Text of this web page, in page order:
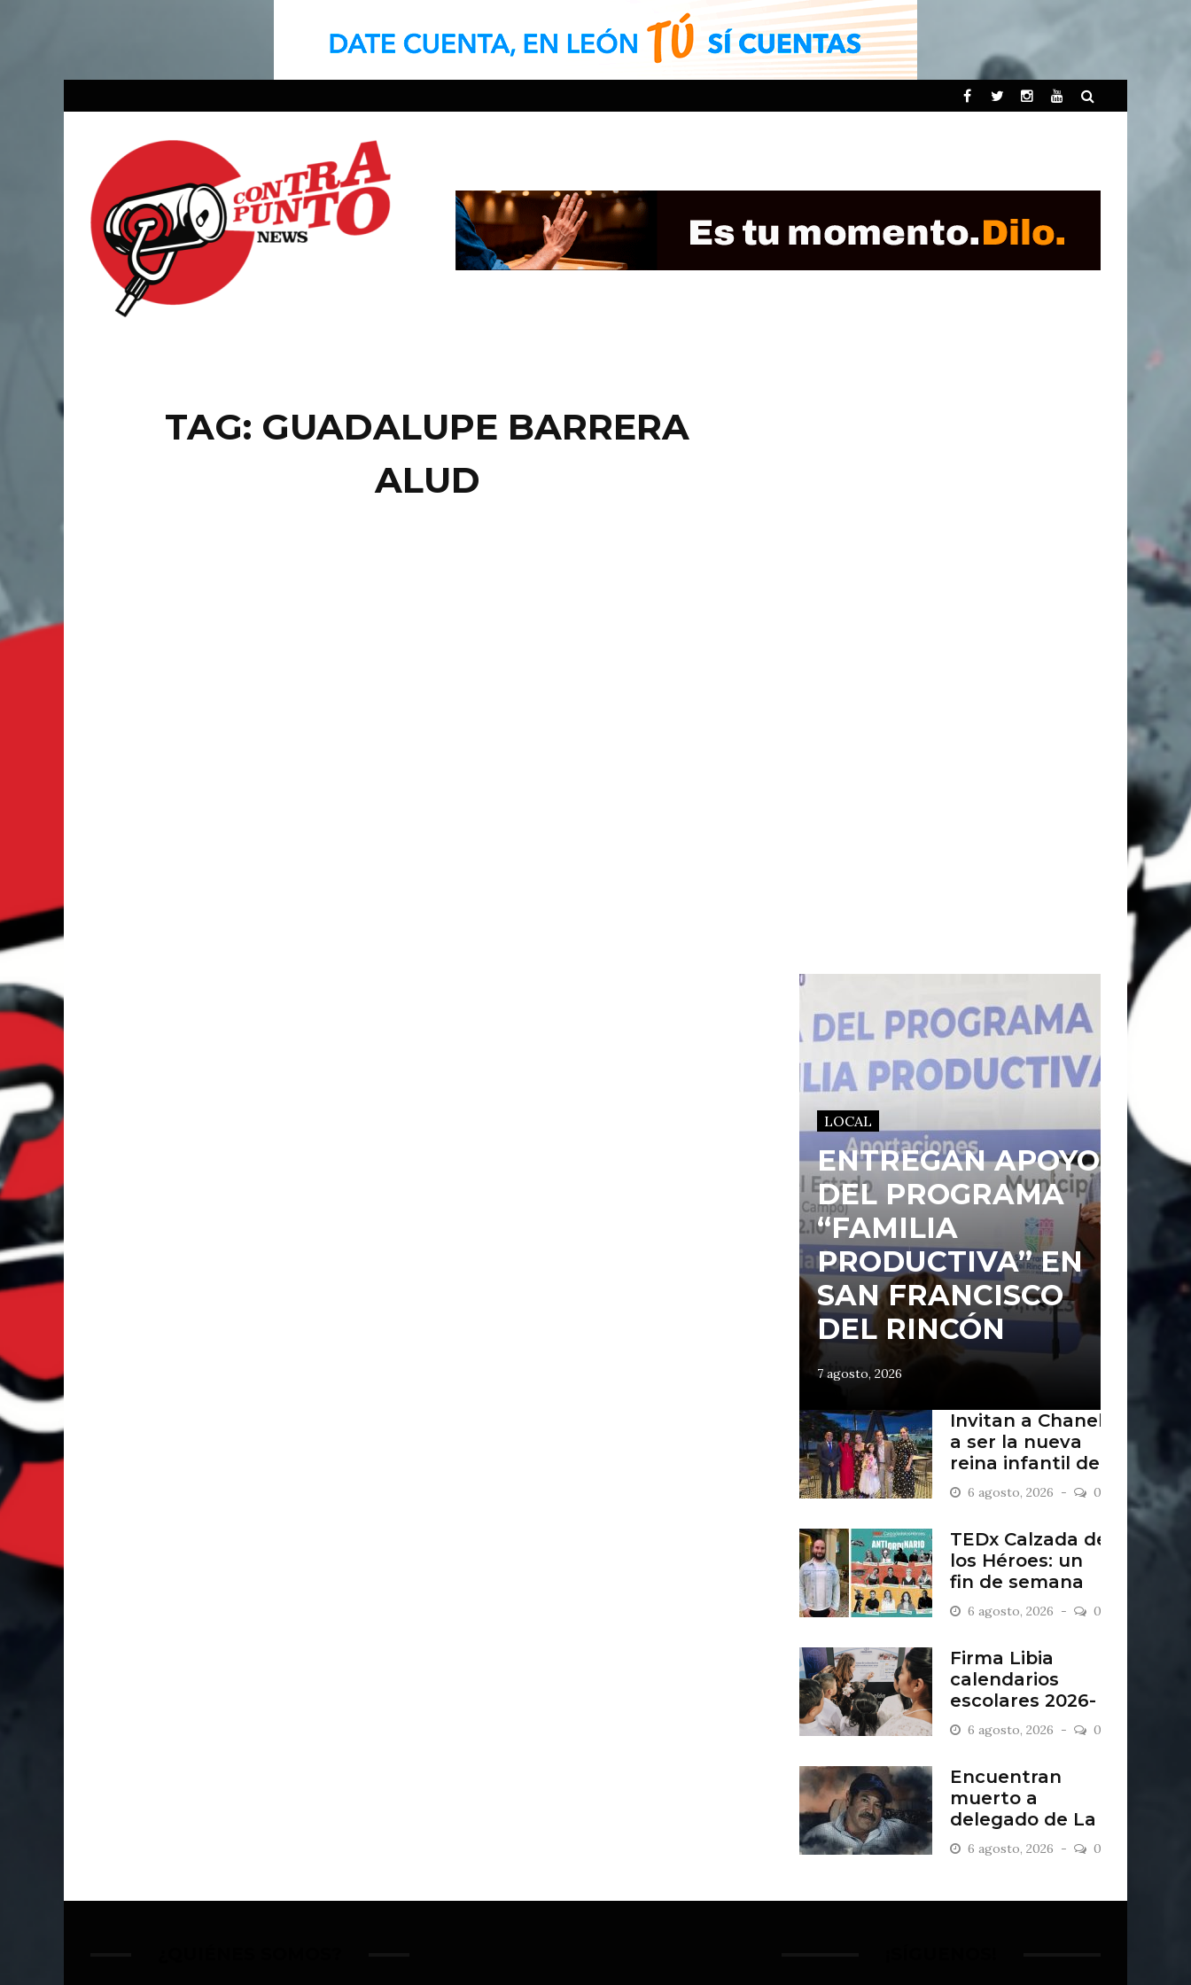
TAG: GUADALUPE BARRERA
ALUD
LOCAL
ENTREGAN APOYOS
DEL PROGRAMA
“FAMILIA
PRODUCTIVA” EN
SAN FRANCISCO
DEL RINCÓN
7 agosto, 2026
Invitan a Chanel
a ser la nueva
reina infantil de
San Francisco
del Rincón
6 agosto, 2026 0
TEDx Calzada de
los Héroes: un
fin de semana
“Antiordinario”
en León
6 agosto, 2026 0
Firma Libia
calendarios
escolares 2026-
2027
6 agosto, 2026 0
Encuentran
muerto a
delegado de La
Sandía
6 agosto, 2026 0